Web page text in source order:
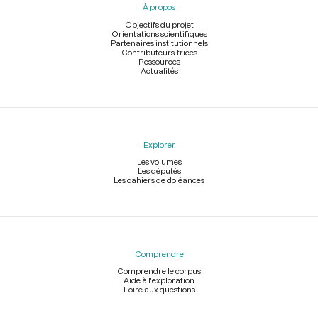
À propos
Objectifs du projet
Orientations scientifiques
Partenaires institutionnels
Contributeurs-trices
Ressources
Actualités
Explorer
Les volumes
Les députés
Les cahiers de doléances
Comprendre
Comprendre le corpus
Aide à l'exploration
Foire aux questions